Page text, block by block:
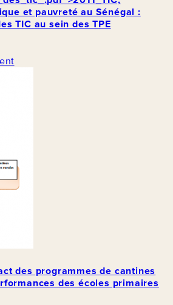
et pauvreté au Sénégal :
TIC au sein des TPE
des programmes de cantines
des écoles primaires